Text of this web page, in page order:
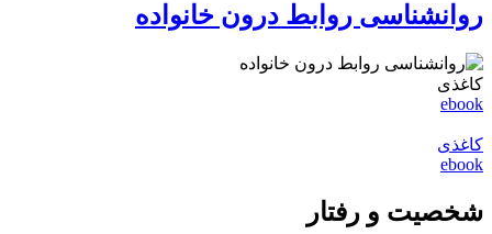
روان‎شناسی روابط درون خانواده
کاغذی
ebook
کاغذی
ebook
شخصیت و رفتار